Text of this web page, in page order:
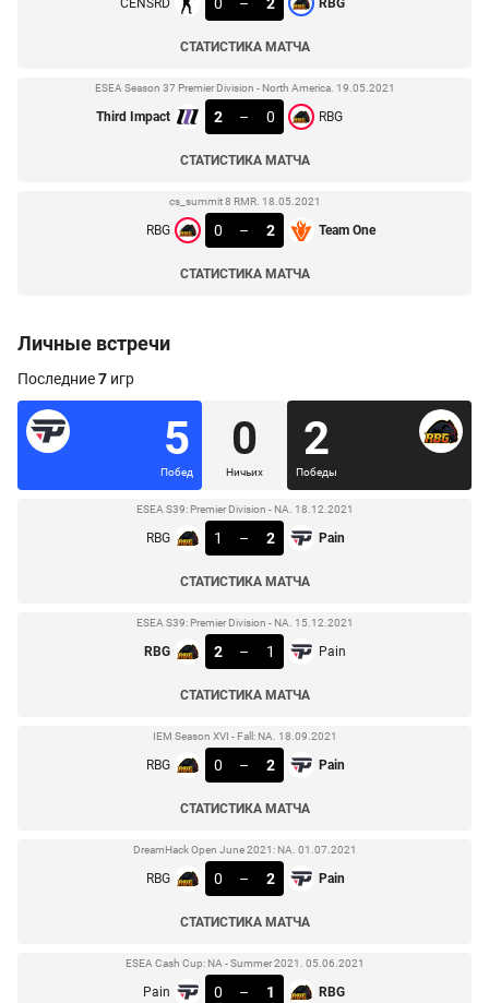
CENSRD RBG
СТАТИСТИКА МАТЧА
ESEA Season 37 Premier Division - North America. 19.05.2021
Third Impact 2 – 0 RBG
СТАТИСТИКА МАТЧА
cs_summit 8 RMR. 18.05.2021
RBG 0 – 2 Team One
СТАТИСТИКА МАТЧА
Личные встречи
Последние7 игр
5
Побед
0
Ничьих
2
Победы
ESEA S39: Premier Division - NA. 18.12.2021
RBG 1 – 2 Pain
СТАТИСТИКА МАТЧА
ESEA S39: Premier Division - NA. 15.12.2021
RBG 2 – 1 Pain
СТАТИСТИКА МАТЧА
IEM Season XVI - Fall: NA. 18.09.2021
RBG 0 – 2 Pain
СТАТИСТИКА МАТЧА
DreamHack Open June 2021: NA. 01.07.2021
RBG 0 – 2 Pain
СТАТИСТИКА МАТЧА
ESEA Cash Cup: NA - Summer 2021. 05.06.2021
Pain 0 – 1 RBG